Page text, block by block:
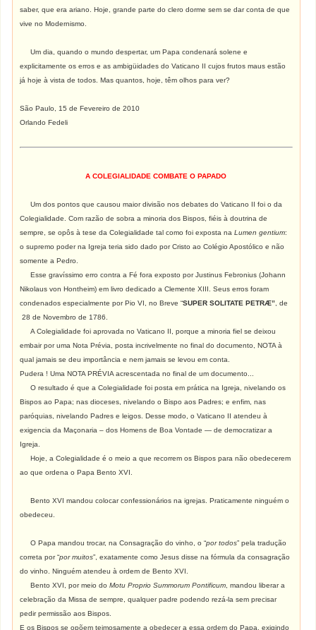
saber, que era ariano. Hoje, grande parte do clero dorme sem se dar conta de que
vive no Modernismo.
Um dia, quando o mundo despertar, um Papa condenará solene e
explicitamente os erros e as ambigüidades do Vaticano II cujos frutos maus estão
já hoje à vista de todos. Mas quantos, hoje, têm olhos para ver?
São Paulo, 15 de Fevereiro de 2010
Orlando Fedeli
A COLEGIALIDADE COMBATE O PAPADO
Um dos pontos que causou maior divisão nos debates do Vaticano II foi o da
Colegialidade. Com razão de sobra a minoria dos Bispos, fiéis à doutrina de
sempre, se opôs à tese da Colegialidade tal como foi exposta naLumen gentium:
o supremo poder na Igreja teria sido dado por Cristo ao Colégio Apostólico e não
somente a Pedro.
Esse gravíssimo erro contra a Fé fora exposto por Justinus Febronius (Johann
Nikolaus von Hontheim) em livro dedicado a Clemente XIII. Seus erros foram
condenados especialmente por Pio VI, no Breve “SUPER SOLITATE PETRÆ” , de
28 de Novembro de 1786.
A Colegialidade foi aprovada no Vaticano II, porque a minoria fiel se deixou
embair por uma Nota Prévia, posta incrivelmente no final do documento, NOTA à
qual jamais se deu importância e nem jamais se levou em conta.
Pudera ! Uma NOTA PRÉVIA acrescentada no final de um documento...
O resultado é que a Colegialidade foi posta em prática na Igreja, nivelando os
Bispos ao Papa; nas dioceses, nivelando o Bispo aos Padres; e enfim, nas
paróquias, nivelando Padres e leigos. Desse modo, o Vaticano II atendeu à
exigencia da Maçonaria – dos Homens de Boa Vontade — de democratizar a
Igreja.
Hoje, a Colegialidade é o meio a que recorrem os Bispos para não obedecerem
ao que ordena o Papa Bento XVI.
Bento XVI mandou colocar confessionários na igrejas. Praticamente ninguém o
obedeceu.
O Papa mandou trocar, na Consagração do vinho, o “por todos” pela tradução
correta por “por muitos”, exatamente como Jesus disse na fórmula da consagração
do vinho. Ninguém atendeu à ordem de Bento XVI.
Bento XVI, por meio doMotu Proprio Summorum Pontificum , mandou liberar a
celebração da Missa de sempre, qualquer padre podendo rezá-la sem precisar
pedir permissão aos Bispos.
E os Bispos se opõem teimosamente a obedecer a essa ordem do Papa, exigindo